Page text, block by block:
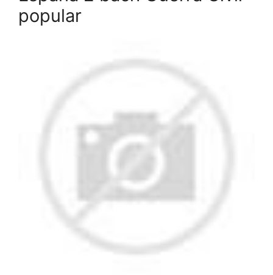
popular